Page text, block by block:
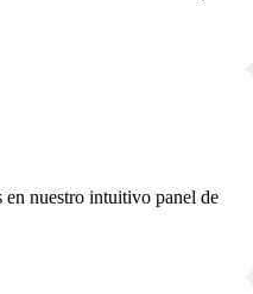
en nuestro intuitivo panel de